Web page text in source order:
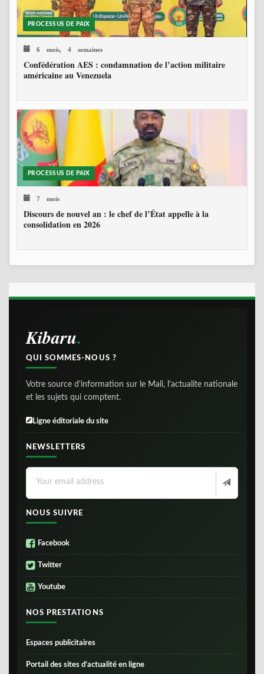
PROCESSUS DE PAIX
6 mois, 4 semaines
Confédération AES : condamnation de l’action militaire
américaine au Venezuela
PROCESSUS DE PAIX
7 mois
Discours de nouvel an : le chef de l’État appelle à la
consolidation en 2026
Kibaru
QUI SOMMES-NOUS ?
Votre source d'information sur le Mali, l'actualite nationale
et les sujets qui comptent.
Ligne éditoriale du site
NEWSLETTERS
NOUS SUIVRE
Facebook
Twitter
Youtube
NOS PRESTATIONS
Espaces publicitaires
Portail des sites d’actualité en ligne